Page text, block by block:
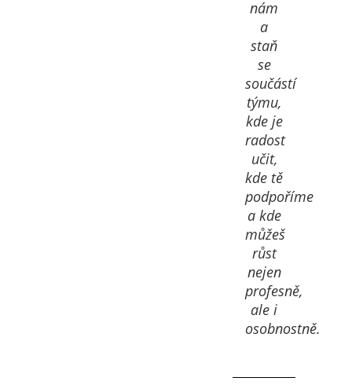
nám
a
staň
se
součástí
týmu,
kde je
radost
učit,
kde tě
podpoříme
a kde
můžeš
růst
nejen
profesně,
ale i
osobnostně.